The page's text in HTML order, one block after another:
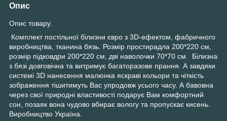
Опис
Опис товару.
Комплект постільної білизни євро з 3D-ефектом, фабричного
виробництва, тканина бязь. Розмір простирадла 200*220 см,
розмір підковдри 200*220 см, дві наволочки 70*70 см. Білизна
з бязі довговічна та витримує багаторазове прання. А завдяки
системі 3D нанесення малюнка яскраві кольори та чіткість
зображення тішитимуть Вас упродовж усього часу. А бавовна
через свої природні властивості подарує Вам комфортний
сон, позаяк вона чудово вбирає вологу та пропускає кисень.
Виробництво Україна.